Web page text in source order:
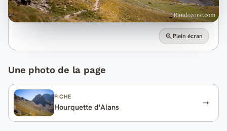
Plein écran
Une photo de la page
FICHE
Hourquette d'Alans